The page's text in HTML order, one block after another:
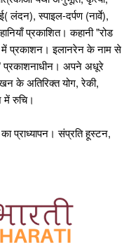
लंदन), स्पाइल-दर्पण (नार्वे),
प्रकाशित। कहानी "रोड
प्रकाशन। इलानरेन के नाम से
अपने अधूरे
के अतिरिक्त योग, रेकी,
में रुचि।
प्राध्यापन। संप्रति हूस्टन,